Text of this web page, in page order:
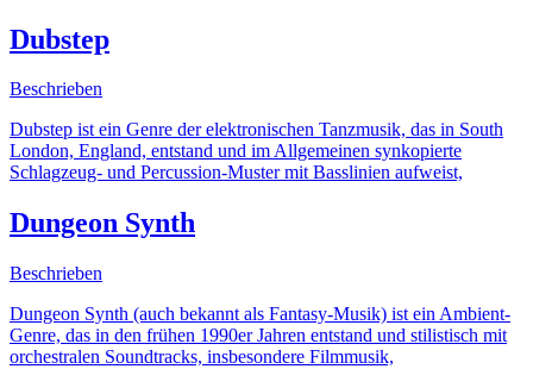
Dubstep
Beschrieben
Dubstep ist ein Genre der elektronischen Tanzmusik, das in South
London, England, entstand und im Allgemeinen synkopierte
Schlagzeug- und Percussion-Muster mit Basslinien aufweist,
Dungeon Synth
Beschrieben
Dungeon Synth (auch bekannt als Fantasy-Musik) ist ein Ambient-
Genre, das in den frühen 1990er Jahren entstand und stilistisch mit
orchestralen Soundtracks, insbesondere Filmmusik,